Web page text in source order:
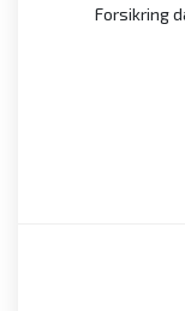
Forsikring